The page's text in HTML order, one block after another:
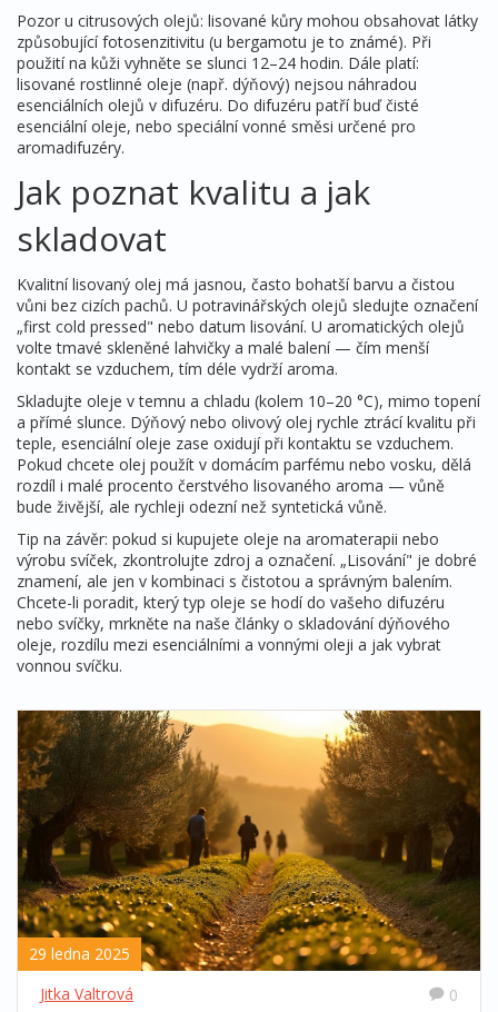
Pozor u citrusových olejů: lisované kůry mohou obsahovat látky
způsobující fotosenzitivitu (u bergamotu je to známé). Při
použití na kůži vyhněte se slunci 12–24 hodin. Dále platí:
lisované rostlinné oleje (např. dýňový) nejsou náhradou
esenciálních olejů v difuzéru. Do difuzéru patří buď čisté
esenciální oleje, nebo speciální vonné směsi určené pro
aromadifuzéry.
Jak poznat kvalitu a jak
skladovat
Kvalitní lisovaný olej má jasnou, často bohatší barvu a čistou
vůni bez cizích pachů. U potravinářských olejů sledujte označení
„first cold pressed" nebo datum lisování. U aromatických olejů
volte tmavé skleněné lahvičky a malé balení — čím menší
kontakt se vzduchem, tím déle vydrží aroma.
Skladujte oleje v temnu a chladu (kolem 10–20 °C), mimo topení
a přímé slunce. Dýňový nebo olivový olej rychle ztrácí kvalitu při
teple, esenciální oleje zase oxidují při kontaktu se vzduchem.
Pokud chcete olej použít v domácím parfému nebo vosku, dělá
rozdíl i malé procento čerstvého lisovaného aroma — vůně
bude živější, ale rychleji odezní než syntetická vůně.
Tip na závěr: pokud si kupujete oleje na aromaterapii nebo
výrobu svíček, zkontrolujte zdroj a označení. „Lisování" je dobré
znamení, ale jen v kombinaci s čistotou a správným balením.
Chcete-li poradit, který typ oleje se hodí do vašeho difuzéru
nebo svíčky, mrkněte na naše články o skladování dýňového
oleje, rozdílu mezi esenciálními a vonnými oleji a jak vybrat
vonnou svíčku.
29 ledna 2025
Jitka Valtrová
0